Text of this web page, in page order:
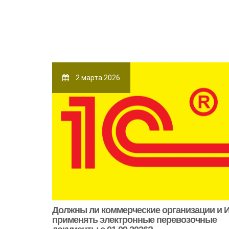
2 марта 2026
Должны ли коммерческие организации и
применять электронные перевозочные